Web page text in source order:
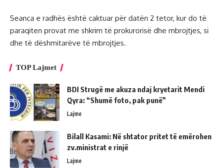
Seanca e radhës është caktuar për datën 2 tetor, kur do të
paraqiten provat me shkrim të prokurorisë dhe mbrojtjes, si
dhe të dëshmitarëve të mbrojtjes.
TOP Lajmet
BDI Strugë me akuza ndaj kryetarit Mendi
Qyra: “Shumë foto, pak punë”
Lajme
Bilall Kasami: Në shtator pritet të emërohen
zv.ministrat e rinjë
Lajme